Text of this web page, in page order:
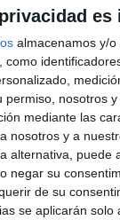
es
almacenamos y/
como
permiso, nosotros
mediante las
nosotros y a
alternativa,
negar su
de su
se aplicarán
Ranking equipos por
Ver ranking completo